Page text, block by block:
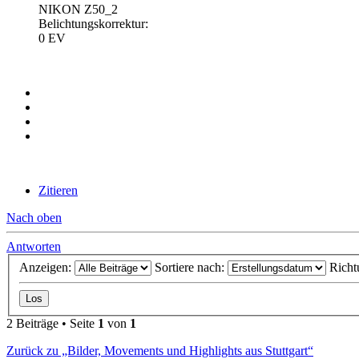
NIKON Z50_2
Belichtungskorrektur:
0 EV
Zitieren
Nach oben
Antworten
Anzeigen:
Sortiere nach:
2 Beiträge • Seite 1 von 1
Zurück zu „Bilder, Movements und Highlights aus Stuttgart“